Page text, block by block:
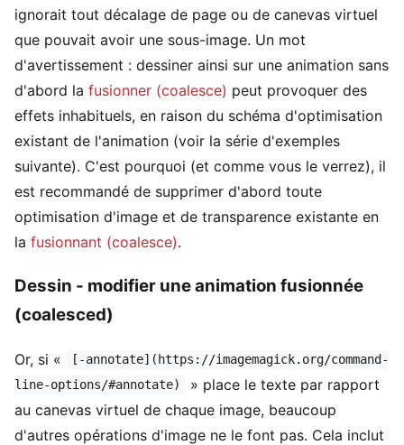
ignorait tout décalage de page ou de canevas virtuel
que pouvait avoir une sous-image. Un mot
d'avertissement : dessiner ainsi sur une animation sans
d'abord la fusionner (coalesce) peut provoquer des
effets inhabituels, en raison du schéma d'optimisation
existant de l'animation (voir la série d'exemples
suivante). C'est pourquoi (et comme vous le verrez), il
est recommandé de supprimer d'abord toute
optimisation d'image et de transparence existante en
la fusionnant (coalesce).
Dessin - modifier une animation fusionnée
(coalesced)
Or, si «
[-annotate](https://imagemagick.org/command-
line-options/#annotate)
» place le texte par rapport
au canevas virtuel de chaque image, beaucoup
d'autres opérations d'image ne le font pas. Cela inclut